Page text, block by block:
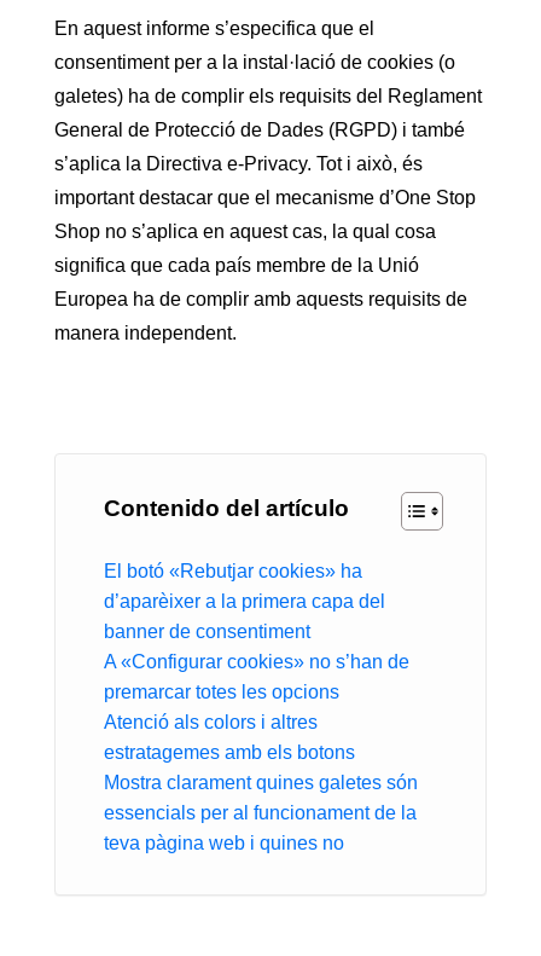
En aquest informe s’especifica que el
consentiment per a la instal·lació de cookies (o
galetes) ha de complir els requisits del Reglament
General de Protecció de Dades (RGPD) i també
s’aplica la Directiva e-Privacy. Tot i això, és
important destacar que el mecanisme d’One Stop
Shop no s’aplica en aquest cas, la qual cosa
significa que cada país membre de la Unió
Europea ha de complir amb aquests requisits de
manera independent.
Contenido del artículo
El botó «Rebutjar cookies» ha
d’aparèixer a la primera capa del
banner de consentiment
A «Configurar cookies» no s’han de
premarcar totes les opcions
Atenció als colors i altres
estratagemes amb els botons
Mostra clarament quines galetes són
essencials per al funcionament de la
teva pàgina web i quines no